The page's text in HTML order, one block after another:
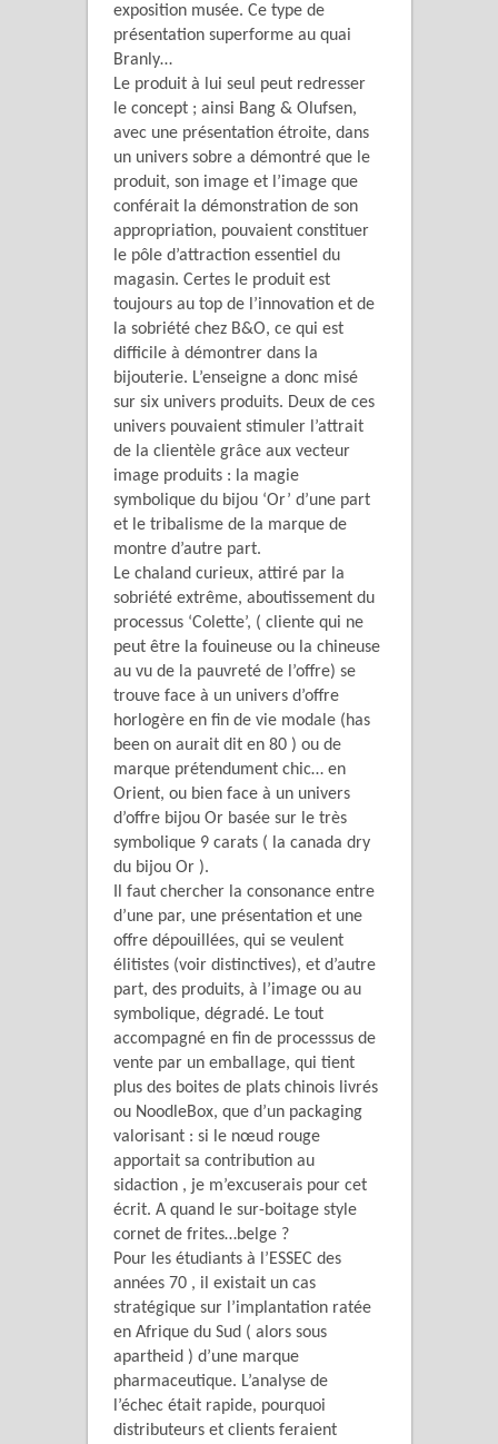
exposition musée. Ce type de
présentation superforme au quai
Branly…
Le produit à lui seul peut redresser
le concept ; ainsi Bang & Olufsen,
avec une présentation étroite, dans
un univers sobre a démontré que le
produit, son image et l’image que
conférait la démonstration de son
appropriation, pouvaient constituer
le pôle d’attraction essentiel du
magasin. Certes le produit est
toujours au top de l’innovation et de
la sobriété chez B&O, ce qui est
difficile à démontrer dans la
bijouterie. L’enseigne a donc misé
sur six univers produits. Deux de ces
univers pouvaient stimuler l’attrait
de la clientèle grâce aux vecteur
image produits : la magie
symbolique du bijou ‘Or’ d’une part
et le tribalisme de la marque de
montre d’autre part.
Le chaland curieux, attiré par la
sobriété extrême, aboutissement du
processus ‘Colette’, ( cliente qui ne
peut être la fouineuse ou la chineuse
au vu de la pauvreté de l’offre) se
trouve face à un univers d’offre
horlogère en fin de vie modale (has
been on aurait dit en 80 ) ou de
marque prétendument chic… en
Orient, ou bien face à un univers
d’offre bijou Or basée sur le très
symbolique 9 carats ( la canada dry
du bijou Or ).
Il faut chercher la consonance entre
d’une par, une présentation et une
offre dépouillées, qui se veulent
élitistes (voir distinctives), et d’autre
part, des produits, à l’image ou au
symbolique, dégradé. Le tout
accompagné en fin de processsus de
vente par un emballage, qui tient
plus des boites de plats chinois livrés
ou NoodleBox, que d’un packaging
valorisant : si le nœud rouge
apportait sa contribution au
sidaction , je m’excuserais pour cet
écrit. A quand le sur-boitage style
cornet de frites…belge ?
Pour les étudiants à l’ESSEC des
années 70 , il existait un cas
stratégique sur l’implantation ratée
en Afrique du Sud ( alors sous
apartheid ) d’une marque
pharmaceutique. L’analyse de
l’échec était rapide, pourquoi
distributeurs et clients feraient